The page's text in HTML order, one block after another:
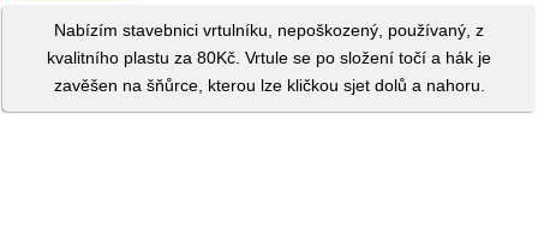
Nabízím stavebnici vrtulníku, nepoškozený, používaný, z
kvalitního plastu za 80Kč. Vrtule se po složení točí a hák je
zavěšen na šňůrce, kterou lze kličkou sjet dolů a nahoru.